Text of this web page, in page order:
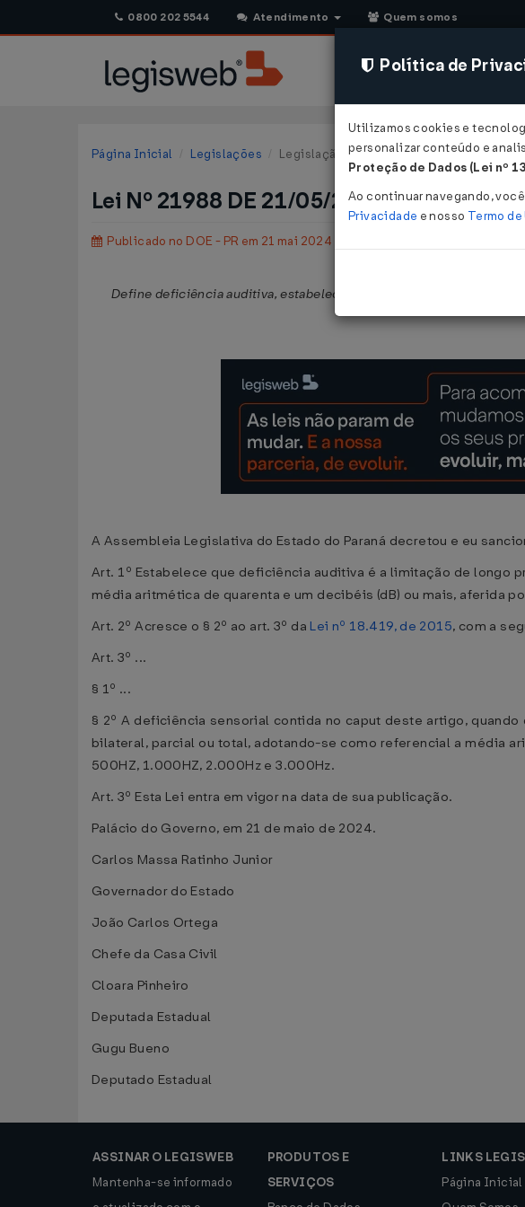
0800 202 5544 Atendimento Quem somos
Página Inicial Legislações Legislação Estadual - Paraná
Lei Nº 21988 DE 21/05/2024
Publicado no DOE - PR em 21 mai 2024
Define deficiência auditiva, estabelece valor referencial da limitação
A Assembleia Legislativa do Estado do Paraná decretou e eu
Art. 1º Estabelece que deficiência auditiva é a limitação de longo
média aritmética de quarenta e um decibéis (dB) ou mais, aferida
Art. 2º Acresce o § 2º ao art. 3º da Lei nº 18.419, de 2015, com a
Art. 3º ...
§ 1º ...
§ 2º A deficiência sensorial contida no caput deste artigo,
bilateral, parcial ou total, adotando-se como referencial a média
500HZ, 1.000HZ, 2.000Hz e 3.000Hz.
Art. 3º Esta Lei entra em vigor na data de sua publicação.
Palácio do Governo, em 21 de maio de 2024.
Carlos Massa Ratinho Junior
Governador do Estado
João Carlos Ortega
Chefe da Casa Civil
Cloara Pinheiro
Deputada Estadual
Gugu Bueno
Deputado Estadual
ASSINAR O LEGISWEB
Mantenha-se informado
PRODUTOS E
SERVIÇOS
LINKS
Página Inicial
Política de
Utilizamos cookies e
personalizar conteúdo e
Proteção de Dados (Lei nº
Ao continuar navegando,
Privacidade e nosso Termo de